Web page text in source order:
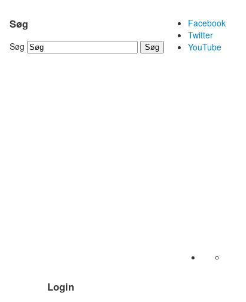
Søg
Søg Søg
Facebook
Twitter
YouTube
Login